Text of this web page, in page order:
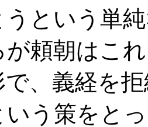
うという単
が頼朝はこ
、義経を
いう策をと